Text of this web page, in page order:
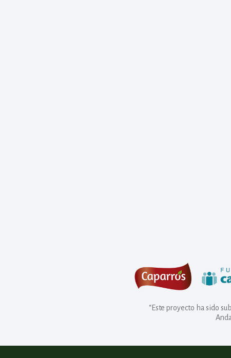
“Este proyecto ha sido